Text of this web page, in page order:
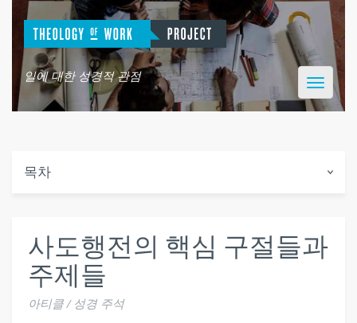
일에 대한 성경적 관점
Toggle
목차
사도행전의 핵심 구절들과
주제들
아티클 / 성경 주석